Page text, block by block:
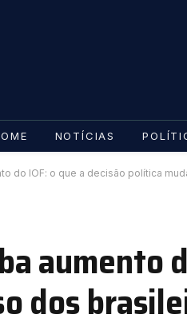
NOTÍCIAS
do IOF: o que a decisão política
aumento
dos